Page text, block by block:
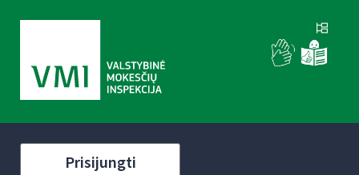
Prisijungti